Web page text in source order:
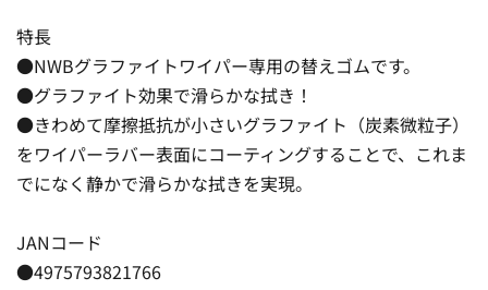
特長
●NWBグラファイトワイパー専用の替えゴムです。
●グラファイト効果で滑らかな拭き！
●きわめて摩擦抵抗が小さいグラファイト（炭素微粒子）
をワイパーラバー表面にコーティングすることで、これま
でになく静かで滑らかな拭きを実現。
JANコード
●4975793821766